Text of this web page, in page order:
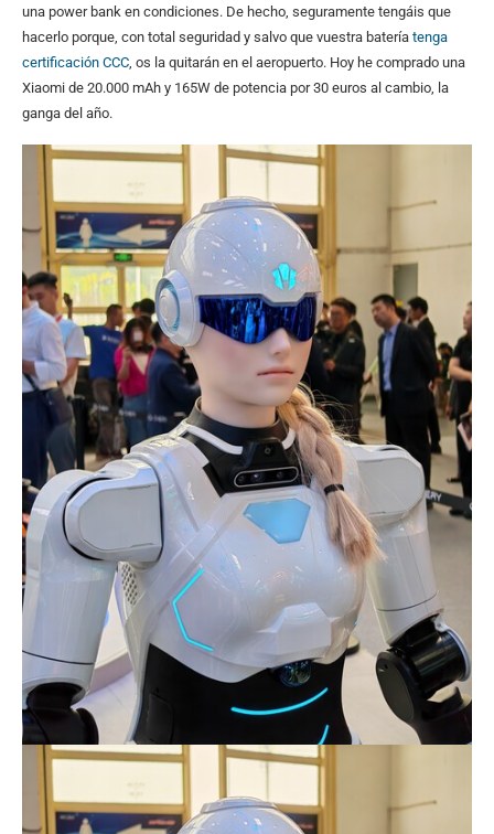
una power bank en condiciones. De hecho, seguramente tengáis que
hacerlo porque, con total seguridad y salvo que vuestra batería tenga
certificación CCC, os la quitarán en el aeropuerto. Hoy he comprado una
Xiaomi de 20.000 mAh y 165W de potencia por 30 euros al cambio, la
ganga del año.